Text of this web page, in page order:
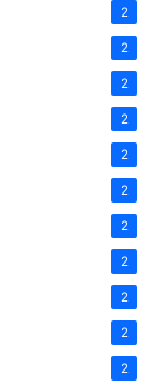
2
2
2
2
2
2
2
2
2
2
2